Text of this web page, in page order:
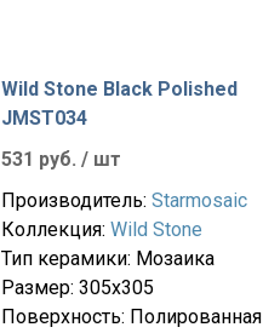
Wild Stone Black Polished
JMST034
531 руб./ шт
Производитель:Starmosaic
Коллекция:Wild Stone
Тип керамики: Мозаика
Размер: 305x305
Поверхность: Полированная